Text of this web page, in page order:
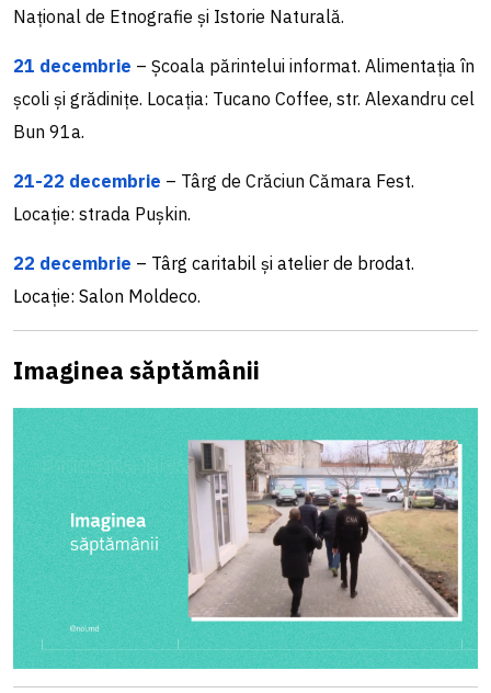
Naţional de Etnografie şi Istorie Naturală.
21 decembrie – Școala părintelui informat. Alimentația în
școli și grădinițe. Locația: Tucano Coffee, str. Alexandru cel
Bun 91a.
21-22 decembrie – Târg de Crăciun Cămara Fest.
Locație: strada Pușkin.
22 decembrie – Târg caritabil și atelier de brodat.
Locație: Salon Moldeco.
Imaginea săptămânii